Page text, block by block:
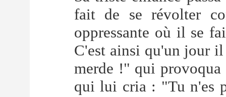
fait de se révolter
oppressante où il se
C'est ainsi qu'un jour
merde !" qui provoqua
qui lui cria : "Tu n'es